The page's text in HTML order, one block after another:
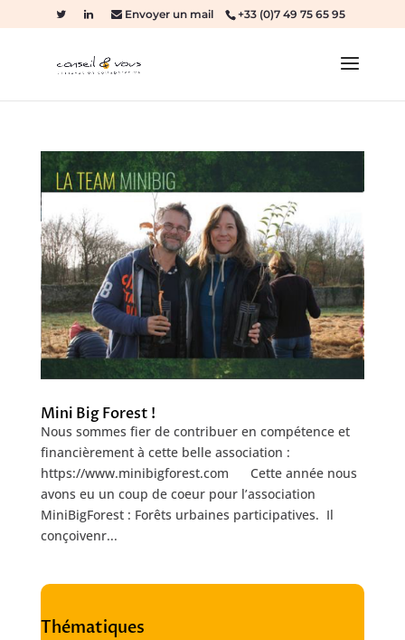
Envoyer un mail +33 (0)7 49 75 65 95
Mini Big Forest !
Nous sommes fier de contribuer en compétence et
financièrement à cette belle association :
https://www.minibigforest.com Cette année nous
avons eu un coup de coeur pour l’association
MiniBigForest : Forêts urbaines participatives. Il
conçoivenr...
Thématiques